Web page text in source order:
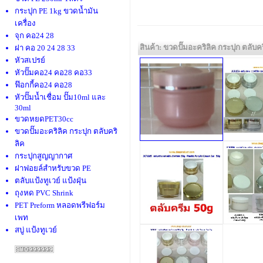
กระปุก PE 1kg ขวดน้ำมัน
เครื่อง
จุก คอ24 28
ฝา คอ 20 24 28 33
หัวสเปรย์
หัวปั๊มคอ24 คอ28 คอ33
ฟ๊อกกี้คอ24 คอ28
หัวปั๊มน้ำเชื่อม ปั๊ม10ml และ
30ml
ขวดหยดPET30cc
ขวดปั๊มอะคริลิค กระปุก ตลับคริ
ลิค
กระปุกสูญญากาศ
ฝาฟอยล์สำหรับขวด PE
ตลับแป้งทูเวย์ แป้งฝุ่น
ถุงหด PVC Shrink
PET Preform หลอดพรีฟอร์ม
เพท
สบู่ แป้งทูเวย์
สินค้า: ขวดปั๊มอะคริลิค กระปุก ตลับ